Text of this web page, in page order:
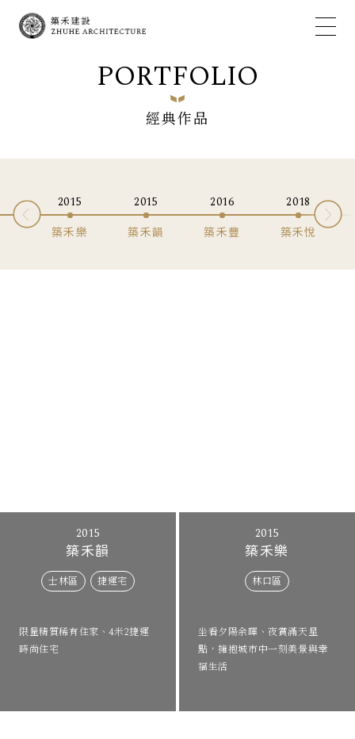
PORTFOLIO
經典作品
2015
築禾樂
2015
築禾韻
2016
築禾豐
2018
築禾悅
2015
築禾韻
士林區 捷運宅
限量精質稀有住家、4米2捷運
時尚住宅
2015
築禾樂
林口區
坐看夕陽余暉、夜賞滿天星
點，擁抱城市中一刻美景與幸
福生活